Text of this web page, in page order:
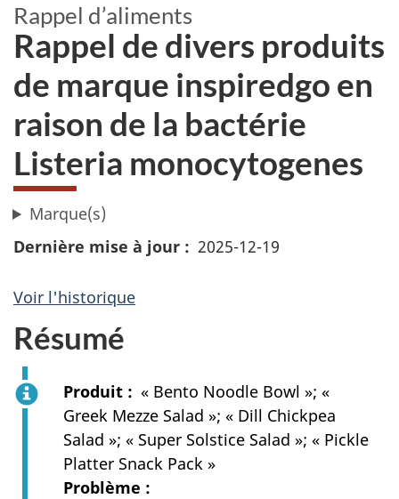
Rappel d’aliments
Rappel de divers produits
de marque inspiredgo en
raison de la bactérie
Listeria monocytogenes
Marque(s)
Dernière mise à jour
2025-12-19
Voir l'historique
Résumé
Produit
« Bento Noodle Bowl »; «
Greek Mezze Salad »; « Dill Chickpea
Salad »; « Super Solstice Salad »; « Pickle
Platter Snack Pack »
Problème